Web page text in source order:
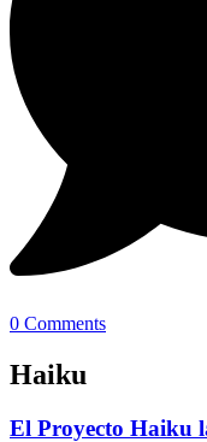
0 Comments
Haiku
El Proyecto Haiku